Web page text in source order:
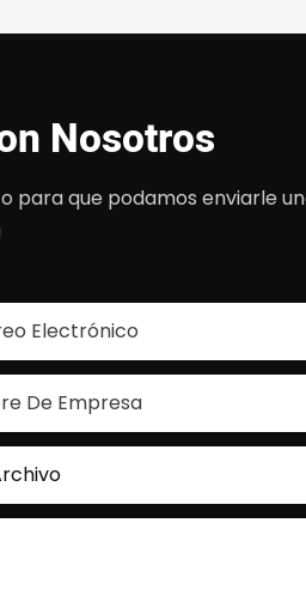
Nosotros
que podamos enviarle
Electrónico
De Empresa